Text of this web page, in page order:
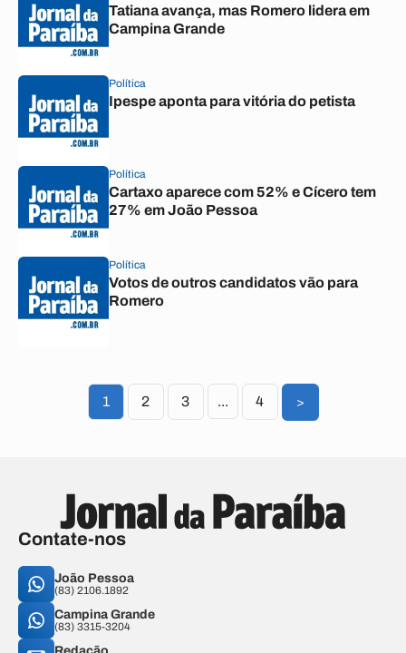
Tatiana avança, mas Romero lidera em
Campina Grande
Política
Ipespe aponta para vitória do petista
Política
Cartaxo aparece com 52% e Cícero tem
27% em João Pessoa
Política
Votos de outros candidatos vão para
Romero
1 2 3 ... 4 >
Contate-nos
João Pessoa
(83) 2106.1892
Campina Grande
(83) 3315-3204